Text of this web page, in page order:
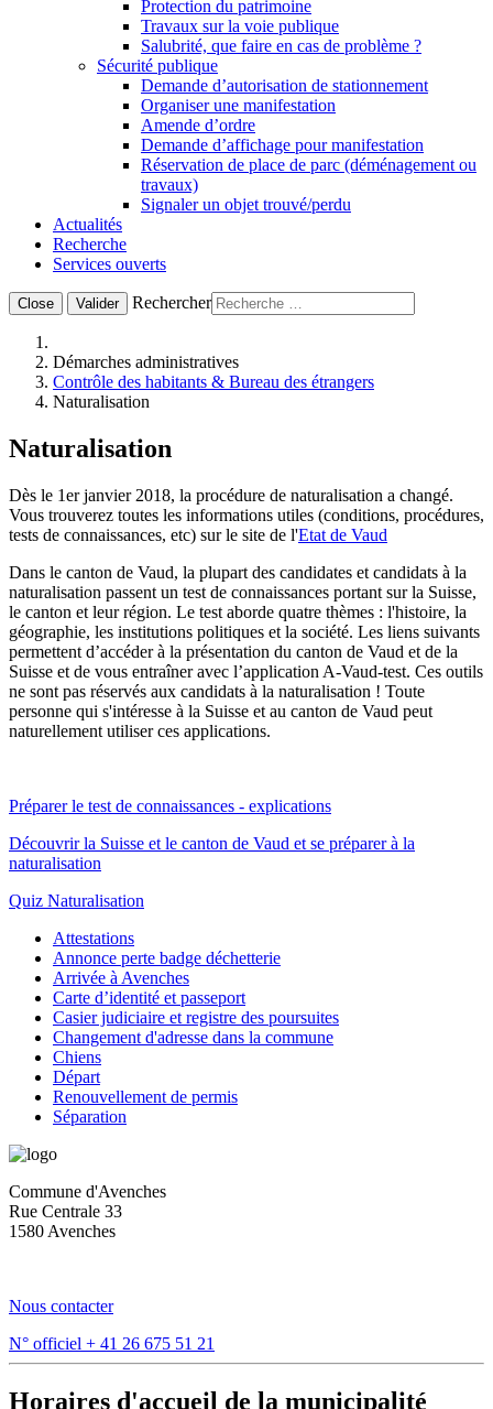
Protection du patrimoine
Travaux sur la voie publique
Salubrité, que faire en cas de problème ?
Sécurité publique
Demande d’autorisation de stationnement
Organiser une manifestation
Amende d’ordre
Demande d’affichage pour manifestation
Réservation de place de parc (déménagement ou
travaux)
Signaler un objet trouvé/perdu
Actualités
Recherche
Services ouverts
Close Valider Rechercher
Démarches administratives
Contrôle des habitants & Bureau des étrangers
Naturalisation
Naturalisation
Dès le 1er janvier 2018, la procédure de naturalisation a changé.
Vous trouverez toutes les informations utiles (conditions, procédures,
tests de connaissances, etc) sur le site de l'Etat de Vaud
Dans le canton de Vaud, la plupart des candidates et candidats à la
naturalisation passent un test de connaissances portant sur la Suisse,
le canton et leur région. Le test aborde quatre thèmes : l'histoire, la
géographie, les institutions politiques et la société. Les liens suivants
permettent d’accéder à la présentation du canton de Vaud et de la
Suisse et de vous entraîner avec l’application A-Vaud-test. Ces outils
ne sont pas réservés aux candidats à la naturalisation ! Toute
personne qui s'intéresse à la Suisse et au canton de Vaud peut
naturellement utiliser ces applications.
Préparer le test de connaissances - explications
Découvrir la Suisse et le canton de Vaud et se préparer à la
naturalisation
Quiz Naturalisation
Attestations
Annonce perte badge déchetterie
Arrivée à Avenches
Carte d’identité et passeport
Casier judiciaire et registre des poursuites
Changement d'adresse dans la commune
Chiens
Départ
Renouvellement de permis
Séparation
Commune d'Avenches
Rue Centrale 33
1580 Avenches
Nous contacter
N° officiel + 41 26 675 51 21
Horaires d'accueil de la municipalité